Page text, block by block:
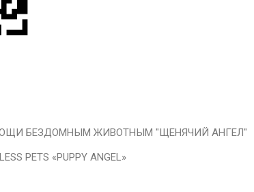
БЕЗДОМНЫМ ЖИВОТНЫМ "ЩЕНЯЧИЙ АНГЕЛ"
PETS «PUPPY ANGEL»